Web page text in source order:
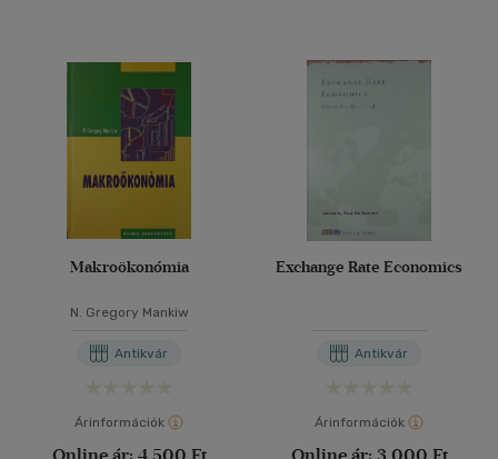
Makroökonómia
N. Gregory Mankiw
Antikvár
Árinformációk
Exchange Rate Economics
Antikvár
Árinformációk